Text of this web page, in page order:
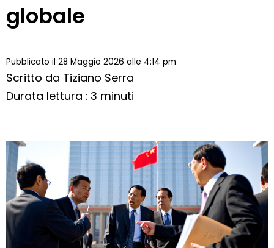
globale
Pubblicato il 28 Maggio 2026 alle 4:14 pm
Scritto da Tiziano Serra
Durata lettura : 3 minuti